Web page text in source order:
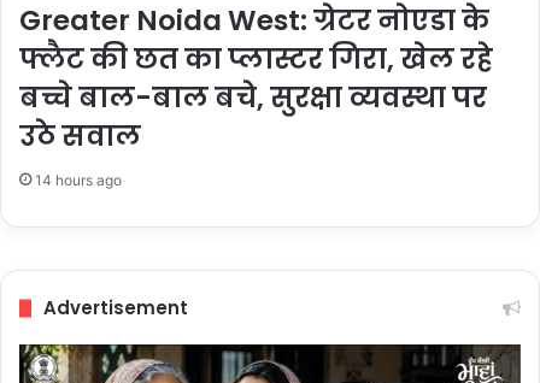
Greater Noida West: ग्रेटर नोएडा के
फ्लैट की छत का प्लास्टर गिरा, खेल रहे
बच्चे बाल-बाल बचे, सुरक्षा व्यवस्था पर
उठे सवाल
14 hours ago
Advertisement